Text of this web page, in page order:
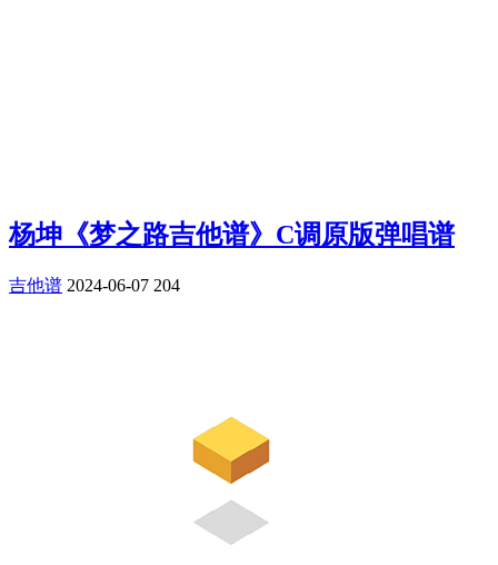
杨坤《梦之路吉他谱》C调原版弹唱谱
吉他谱 2024-06-07 204